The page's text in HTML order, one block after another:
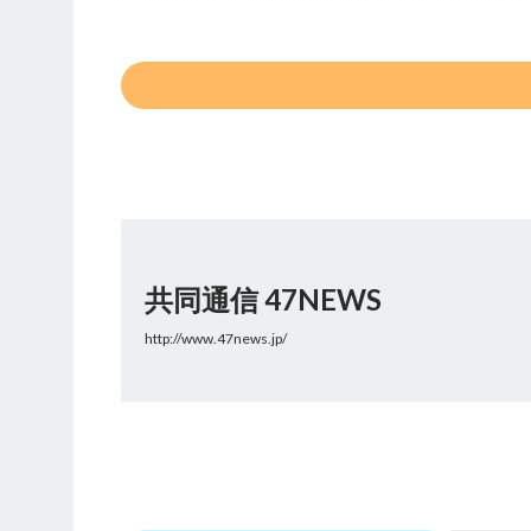
共同通信 47NEWS
http://www.47news.jp/